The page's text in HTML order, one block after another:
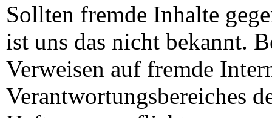
Sollten fremde Inhalte
ist uns das nicht bekannt.
Verweisen auf fremde
Verantwortungsbereiches